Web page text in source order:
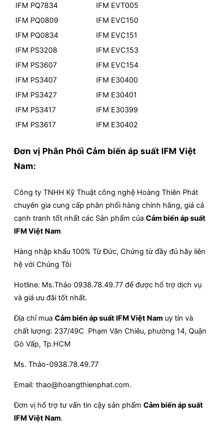
IFM PQ7834
IFM EVT005
IFM PQ0809
IFM EVC150
IFM PQ0834
IFM EVC151
IFM PS3208
IFM EVC153
IFM PS3607
IFM EVC154
IFM PS3407
IFM E30400
IFM PS3427
IFM E30401
IFM PS3417
IFM E30399
IFM PS3617
IFM E30402
Đơn vị Phân Phối Cảm biến áp suất IFM Việt
Nam:
Công ty TNHH Kỹ Thuật công nghệ Hoàng Thiên Phát
chuyên gia cung cấp phân phối hàng chính hãng, giá cả
cạnh tranh tốt nhất các Sản phẩm của Cảm biến áp suất
IFM Việt Nam
Hàng nhập khẩu 100% Từ Đức, Chứng từ đầy đủ hãy liên
hệ với Chúng Tôi
Hotline: Ms.Thảo 0938.78.49.77 để được hổ trợ dịch vụ
và giá ưu đãi tốt nhất.
Địa chỉ mua Cảm biến áp suất IFM Việt Nam uy tín và
chất lượng: 237/49C Phạm Văn Chiêu, phường 14, Quận
Gò Vấp, Tp.HCM
Ms. Thảo-0938.78.49.77
Email: thao@hoangthienphat.com.
Đơn vị hổ trợ tư vấn tin cậy sản phẩm Cảm biến áp suất
IFM Việt Nam.